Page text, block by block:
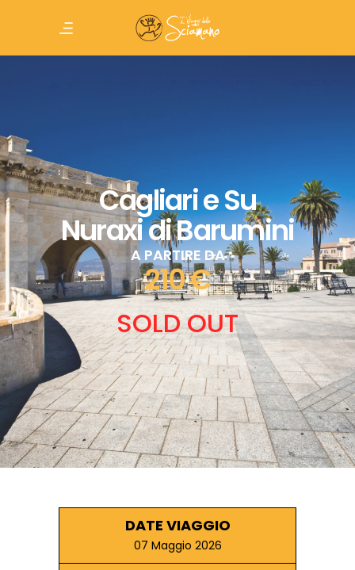
Cagliari e Su
Nuraxi di Barumini
A PARTIRE DA
210 €
SOLD OUT
DATE VIAGGIO
07 Maggio 2026